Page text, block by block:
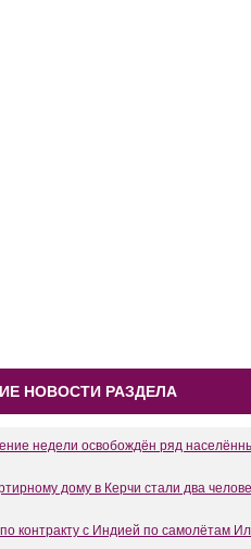
НОВОСТИ РАЗДЕЛА
недели освобождён ряд
дому в Керчи стали два
контракту с Индией по самолётам